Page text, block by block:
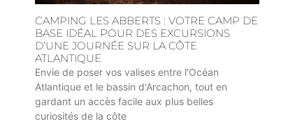
CAMPING LES ABBERTS : VOTRE CAMP DE
BASE IDÉAL POUR DES EXCURSIONS
D’UNE JOURNÉE SUR LA CÔTE
ATLANTIQUE
Envie de poser vos valises entre l'Océan
Atlantique et le bassin d'Arcachon, tout en
gardant un accès facile aux plus belles
curiosités de la côte